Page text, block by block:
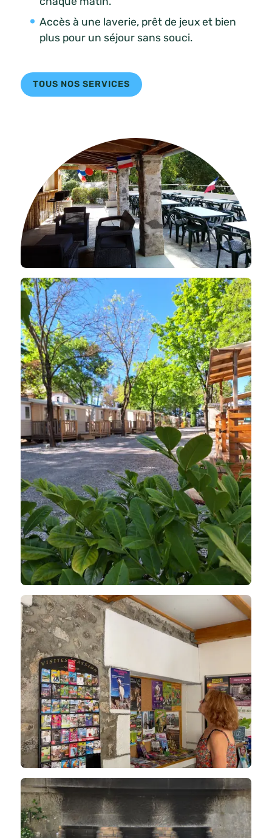
Accès à une laverie, prêt de jeux et bien
plus pour un séjour sans souci.
TOUS NOS SERVICES